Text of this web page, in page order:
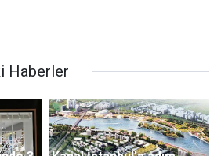
Haberler